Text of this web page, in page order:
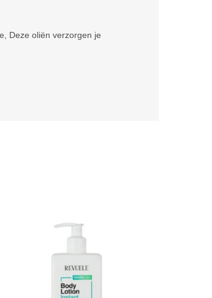
Deze oliën verzorgen je